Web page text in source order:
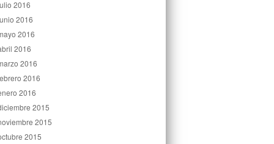
2016
2016
2016
2016
2016
2016
2016
2015
2015
2015